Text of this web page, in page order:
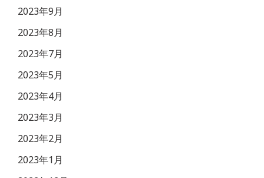
2023年9月
2023年8月
2023年7月
2023年5月
2023年4月
2023年3月
2023年2月
2023年1月